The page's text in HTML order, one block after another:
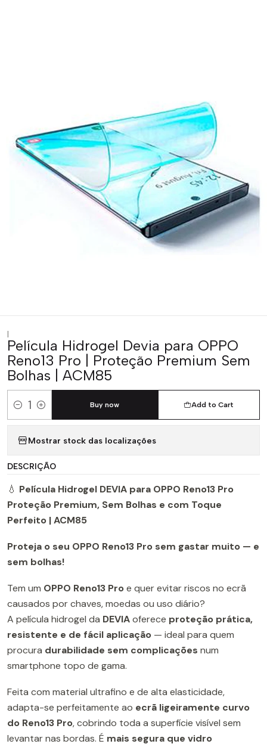
|
Película Hidrogel Devia para OPPO
Reno13 Pro | Proteção Premium Sem
Bolhas | ACM85
Quantity
Add to Cart
Buy now
Mostrar stock das localizações
DESCRIÇÃO
💧 Película Hidrogel DEVIA para OPPO Reno13 Pro
Proteção Premium, Sem Bolhas e com Toque
Perfeito | ACM85
Proteja o seu OPPO Reno13 Pro sem gastar muito — e
sem bolhas!
Tem um OPPO Reno13 Proe quer evitar riscos no ecrã
causados por chaves, moedas ou uso diário?
A película hidrogel da DEVIAoferece proteção prática,
resistente e de fácil aplicação — ideal para quem
procura durabilidade sem complicações num
smartphone topo de gama.
Feita com material ultrafino e de alta elasticidade,
adapta-se perfeitamente ao ecrã ligeiramente curvo
do Reno13 Pro, cobrindo toda a superfície visível sem
levantar nas bordas. É mais segura que vidro